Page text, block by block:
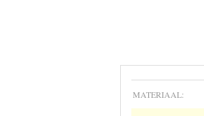
MATERIAAL: